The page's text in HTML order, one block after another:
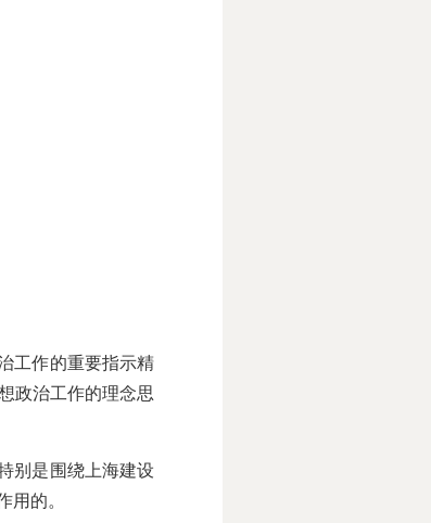
工作的重要指示精
政治工作的理念思
别是围绕上海建设
用的。